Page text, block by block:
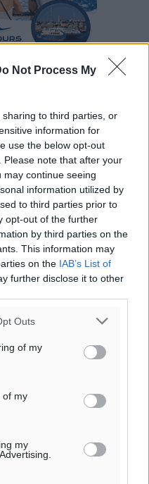
Not Process My
to third parties, or
information for
use the below opt-out
note that after your
continue seeing
information utilized by
to third parties prior to
opt-out of the further
by third parties on the
This information may
on the IAB’s List of
further disclose it to other
Outs
of my
of my
my